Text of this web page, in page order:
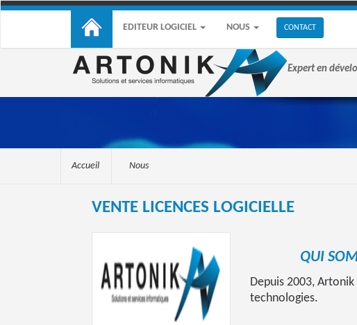
EDITEUR LOGICIEL NOUS CONTACT
Expert en
Accueil Nous
VENTE LICENCES LOGICIELLE
QUI
Depuis 2003,
technologies.